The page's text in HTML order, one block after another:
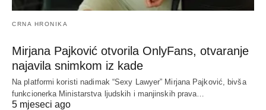
CRNA HRONIKA
Mirjana Pajković otvorila OnlyFans, otvaranje
najavila snimkom iz kade
Na platformi koristi nadimak “Sexy Lawyer” Mirjana Pajković, bivša
funkcionerka Ministarstva ljudskih i manjinskih prava…
5 mjeseci ago